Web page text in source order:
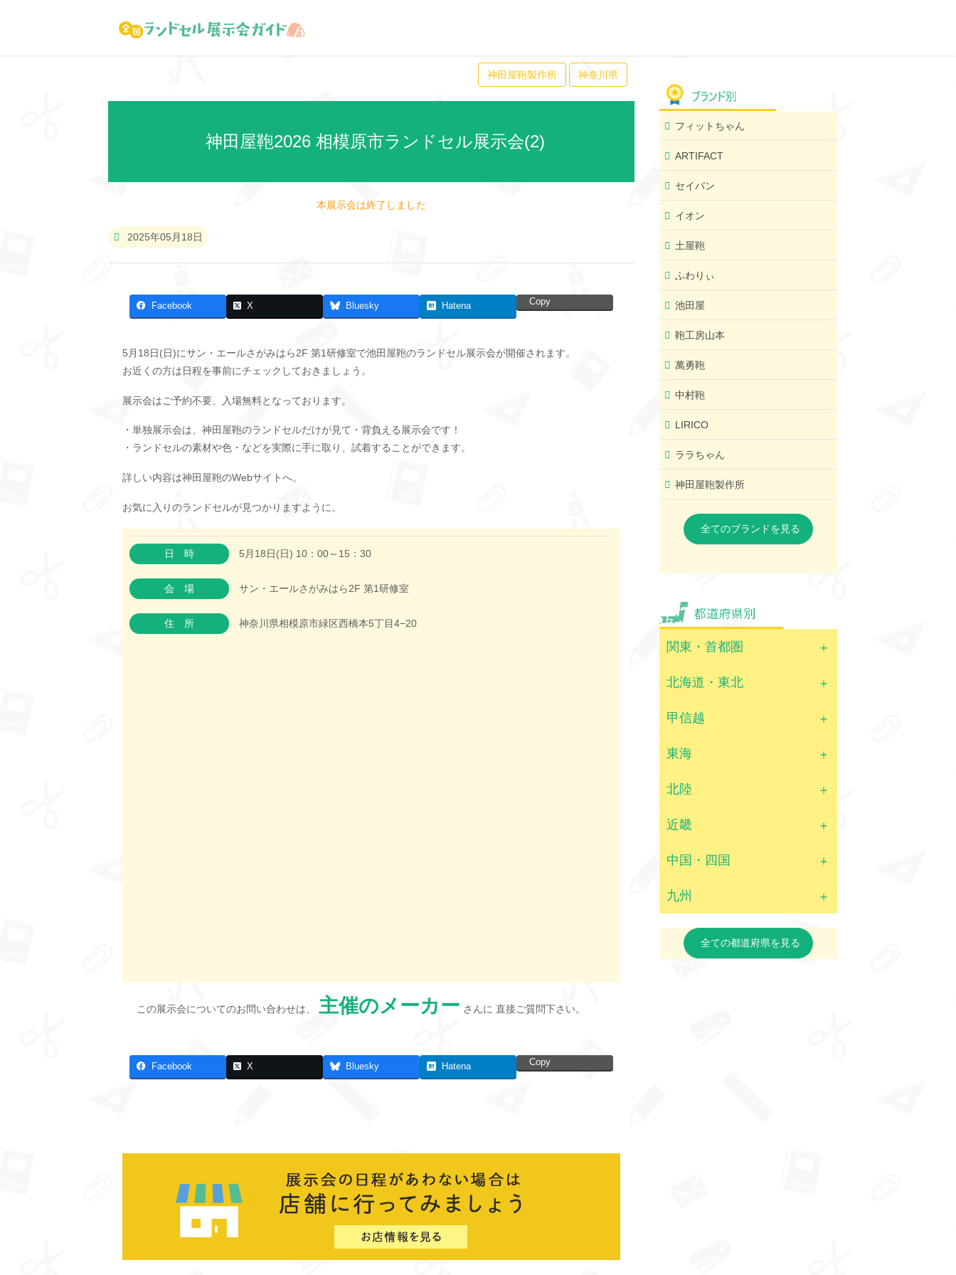
神田屋鞄製作所 神奈川県
神田屋鞄2026 相模原市ランドセル展示会(2)
本展示会は終了しました
2025年05月18日
Facebook X Bluesky Hatena Copy
5月18日(日)にサン・エールさがみはら2F 第1研修室で池田屋鞄のランドセル展示会が開催されます。
お近くの方は日程を事前にチェックしておきましょう。
展示会はご予約不要、入場無料となっております。
・単独展示会は、神田屋鞄のランドセルだけが見て・背負える展示会です！
・ランドセルの素材や色・などを実際に手に取り、試着することができます。
詳しい内容は神田屋鞄のWebサイトへ。
お気に入りのランドセルが見つかりますように。
日時 5月18日(日) 10：00～15：30
会場 サン・エールさがみはら2F 第1研修室
住所 神奈川県相模原市緑区西橋本5丁目4−20
この展示会についてのお問い合わせは、 主催のメーカー さんに 直接ご質問下さい。
Facebook X Bluesky Hatena Copy
フィットちゃん
ARTIFACT
セイバン
イオン
土屋鞄
ふわりぃ
池田屋
鞄工房山本
萬勇鞄
中村鞄
LIRICO
ララちゃん
神田屋鞄製作所
全てのブランドを見る
関東・首都圏
北海道・東北
甲信越
東海
北陸
近畿
中国・四国
九州
全ての都道府県を見る